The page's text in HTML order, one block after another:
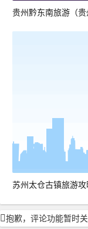
贵州黔东南旅游（贵
苏州太仓古镇旅游攻
抱歉，评论功能暂时